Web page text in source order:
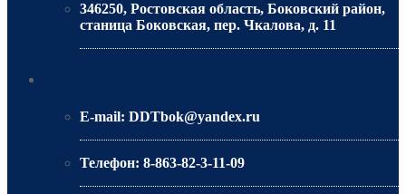
346250, Ростовская область, Боковский район,
станица Боковская, пер. Чкалова, д. 11
E-mail: DDTbok@yandex.ru
Телефон: 8-863-82-3-11-09